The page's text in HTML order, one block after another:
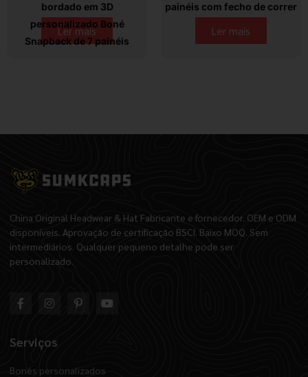
bordado em 3D
personalizado Boné
Snapback de 7 painéis
Ler mais
painéis com fecho de correr
Ler mais
China Original Headwear & Hat Fabricante e fornecedor. OEM e ODM
disponíveis. Aprovação de certificação BSCI. Baixo MOQ. Sem
intermediários. Qualquer pequeno detalhe pode ser
personalizado.
Serviços
Bonés personalizados